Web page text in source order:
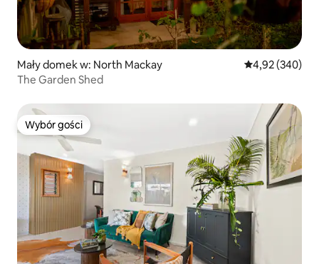
Mały domek w: North Mackay Średnia
4,92 (340)
The Garden Shed
Wybór gości
Wybór gości